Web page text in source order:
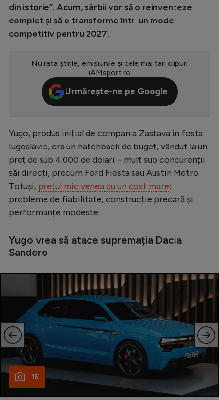
CM 2026
Serie A
Ligue 1
Starurile fotbalului
Stranieri
Clasamente
Tenis
Formula 1
Gimnastică
Rugby
Alte sporturi
din istorie”. Acum, sârbii vor să o reinventeze
complet și să o transforme într-un model
competitiv pentru 2027.
Nu rata știrile, emisiunile și cele mai tari clipuri
iAMsport.ro
Urmărește-ne pe Google
Yugo, produs inițial de compania Zastava în fosta
Iugoslavie, era un hatchback de buget, vândut la un
preț de sub 4.000 de dolari – mult sub concurenții
săi direcți, precum Ford Fiesta sau Austin Metro.
Totuși, prețul mic venea cu un cost mare:
probleme de fiabilitate, construcție precară și
performanțe modeste.
Yugo vrea să atace supremația Dacia
Sandero
15